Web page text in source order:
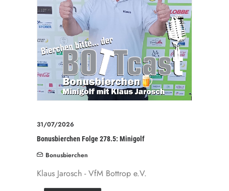
31/07/2026
Bonusbierchen Folge 278.5: Minigolf
Bonusbierchen
Klaus Jarosch - VfM Bottrop e.V.